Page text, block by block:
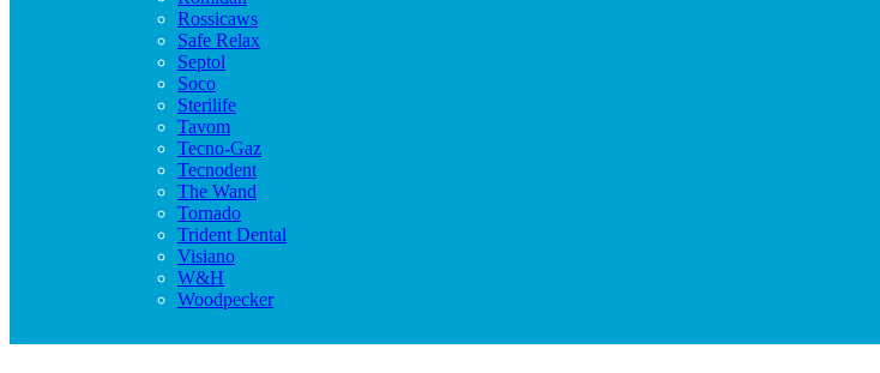
Rossicaws
Safe Relax
Septol
Soco
Sterilife
Tavom
Tecno-Gaz
Tecnodent
The Wand
Tornado
Trident Dental
Visiano
W&H
Woodpecker